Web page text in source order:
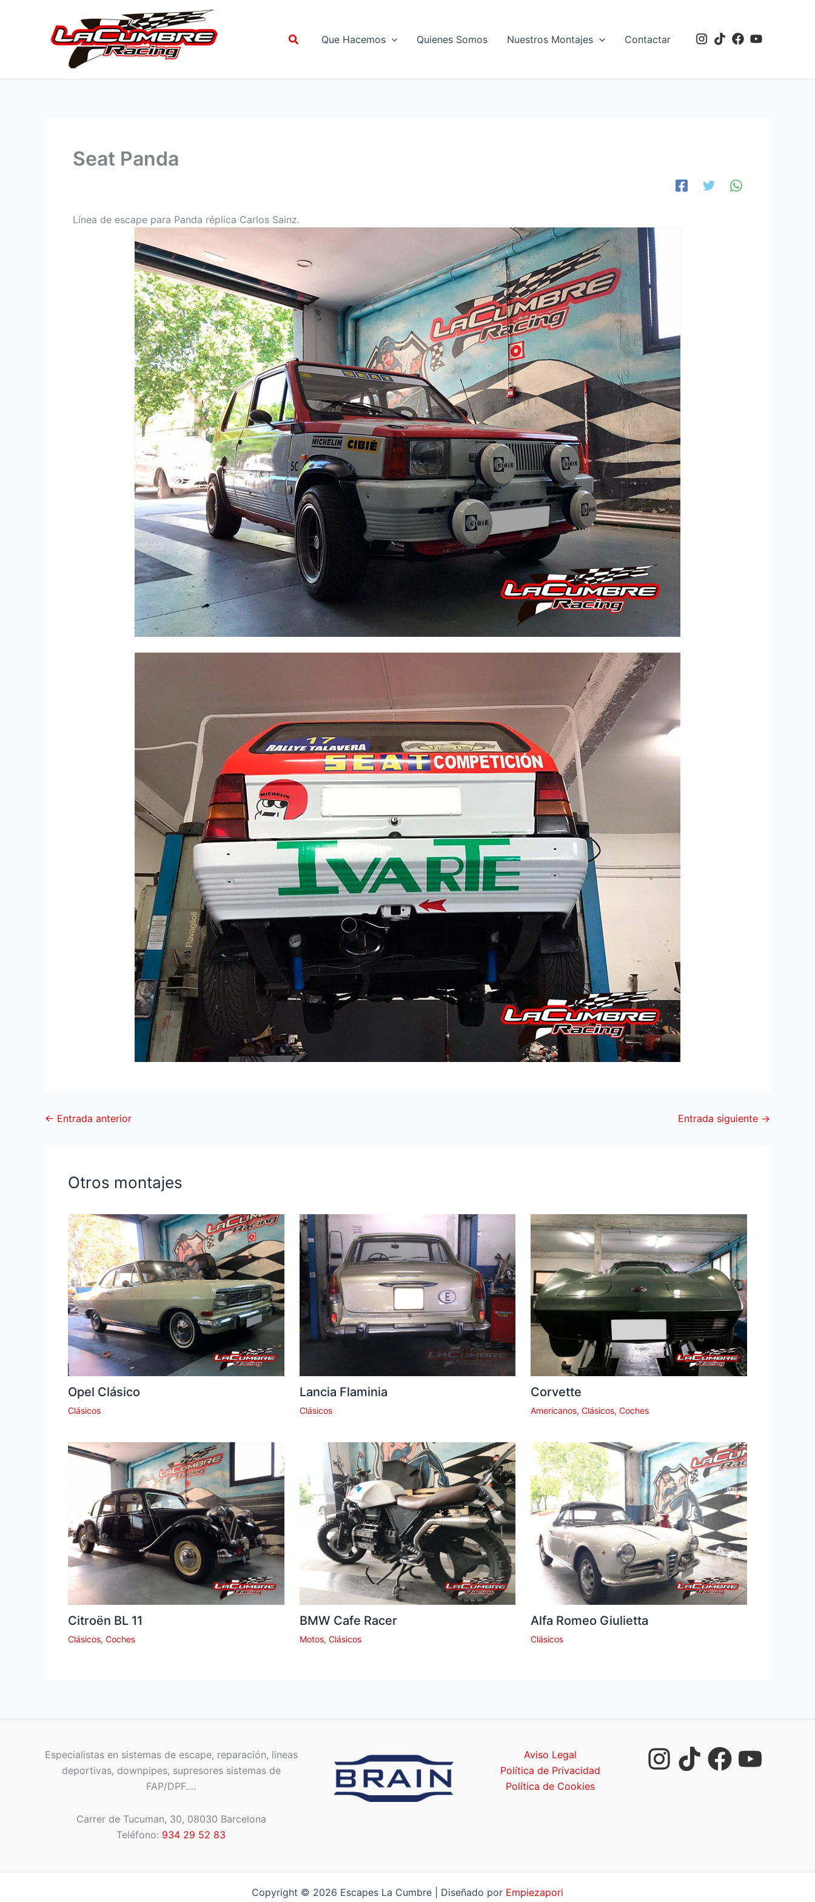
BuscarQue Hacemos Quienes Somos Nuestros Montajes Contactar
Seat Panda
Línea de escape para Panda réplica Carlos Sainz.
← Entrada anterior Entrada siguiente →
Otros montajes
Opel Clásico
Clásicos
Lancia Flaminia
Clásicos
Corvette
Americanos,Clásicos,Coches
Citroën BL 11
Clásicos, Coches
BMW Cafe Racer
Motos, Clásicos
Alfa Romeo Giulietta
Clásicos
Especialistas en sistemas de escape, reparación, lineas
deportivas, downpipes, supresores sistemas de
FAP/DPF….
Carrer de Tucuman, 30, 08030 Barcelona
Teléfono: 934 29 52 83
Aviso Legal
Política de Privacidad
Política de Cookies
Copyright © 2026 Escapes La Cumbre | Diseñado por Empiezapori